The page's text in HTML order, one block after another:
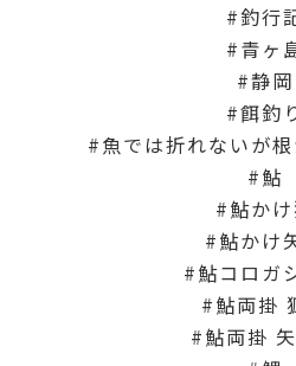
釣行
青ヶ
静岡
餌釣
魚では折れないが
鮎
鮎か
鮎かけ
鮎コロガ
鮎両掛
鮎両掛